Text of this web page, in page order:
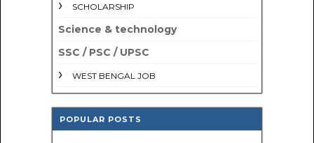
SCHOLARSHIP
Science & technology
SSC / PSC / UPSC
WEST BENGAL JOB
POPULAR POSTS